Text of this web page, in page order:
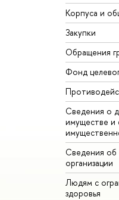
Корпуса и
Закупки
Обращения
Фонд
Сведения о
имуществе и
Сведения об
организации
Людям с
здоровья